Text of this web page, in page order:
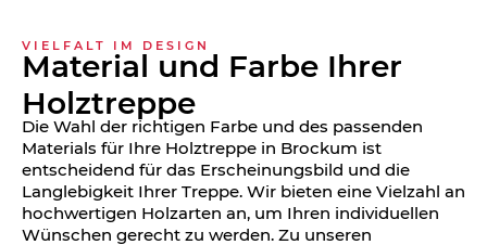
VIELFALT IM DESIGN
Material und Farbe Ihrer
Holztreppe
Die Wahl der richtigen Farbe und des passenden
Materials für Ihre Holztreppe in Brockum ist
entscheidend für das Erscheinungsbild und die
Langlebigkeit Ihrer Treppe. Wir bieten eine Vielzahl an
hochwertigen Holzarten an, um Ihren individuellen
Wünschen gerecht zu werden. Zu unseren